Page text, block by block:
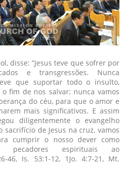
disse: “Jesus teve que sofrer por
e transgressões. Nunca
que suportar todo o insulto,
fim de nos salvar; nunca vamos
do céu, para que o amor e
mais significativos. E assim
diligentemente o evangelho
sacrifício de Jesus na cruz, vamos
cumprir o nosso dever como
pecadores espirituais ao
46, Is. 53:1-12, 1Jo. 4:7-21, Mt.